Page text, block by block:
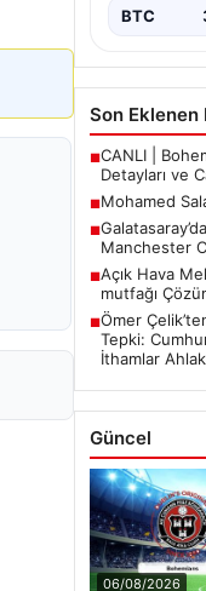
BTC
Son Eklenen
■CANLI |
Detayları ve
■Mohamed
■
Manchester
■Açık Hava
mutfağı
■Ömer
Tepki:
İthamlar
Güncel
06/08/2026